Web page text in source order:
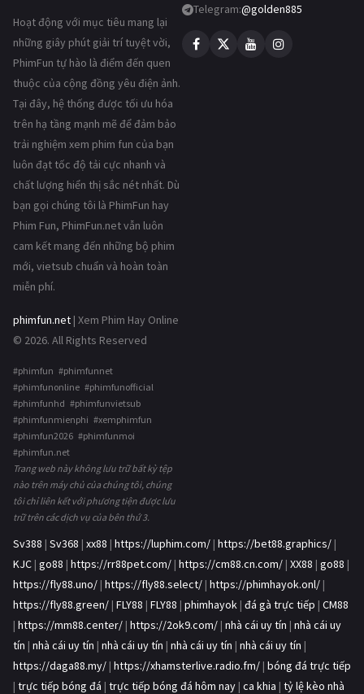
Hoạt động với mục tiêu mang lại
những giây phút giải trí tuyệt vời,
PhimFun tự hào là điểm đến quen
thuộc của cộng đồng yêu điện ảnh.
Tại đây, hệ thống được tối ưu hóa
trên hạ tầng mạnh mẽ để đảm bảo
trải nghiệm xem phim fun của bạn
luôn đạt tốc độ tải cực nhanh và
chất lượng hiển thị sắc nét nhất. Dù
bạn gọi chúng tôi là PhimFun hay
Phim Fun, PhimFun.net vẫn luôn
cam kết mang đến những bộ phim
mới, vietsub chuẩn và hoàn toàn
miễn phí.
phimfun.net | Xem Phim Hay Online
© 2026. All Rights Reserved
#phimfun #phimfunnet
#phimfunonline #phimfunofficial
#phimfunhd #phimfunvietsub
#phimfunmienphi #xemphimfun
#phimfun2026 #phimfunmoi
#phimfun.net
Trang web này không lưu trữ bất kỳ tệp
nào trên máy chủ của chúng tôi, chúng
tôi chỉ liên kết với phương tiện được lưu
trữ trên các dịch vụ của bên thứ 3.
Telegram:@golden885
Sv388 | Sv368 | xx88 | https://luphim.com/ | https://bet88.graphics/ |
KJC | go88 | https://rr88pet.com/ | https://cm88.cn.com/ | XX88 | go88 |
https://fly88.uno/ | https://fly88.select/ | https://phimhayok.onl/ |
https://fly88.green/ | FLY88 | FLY88 | phimhayok | đá gà trực tiếp | CM88
| https://mm88.center/ | https://2ok9.com/ | nhà cái uy tín | nhà cái uy
tín | nhà cái uy tín | nhà cái uy tín | nhà cái uy tín | nhà cái uy tín |
https://daga88.my/ | https://xhamsterlive.radio.fm/ | bóng đá trực tiếp
| trực tiếp bóng đá | trực tiếp bóng đá hôm nay | ca khia | tỷ lệ kèo nhà